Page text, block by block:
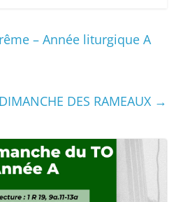
– Année liturgique A
DIMANCHE DES RAMEAUX →